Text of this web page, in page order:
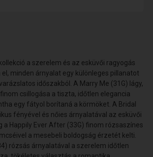
a szerelem és az esküvői ragyogás
minden árnyalat egy különleges pillanatot
időszakból. A Marry Me (31G) lágy,
csillogása a tiszta, időtlen elegancia
egy fátyol borítaná a körmöket. A Bridal
fényével és nőies árnyalatával az esküvői
a Happily Ever After (33G) finom rózsaszínes
a mesebeli boldogság érzetét kelti.
rózsás árnyalatával a szerelem időtlen